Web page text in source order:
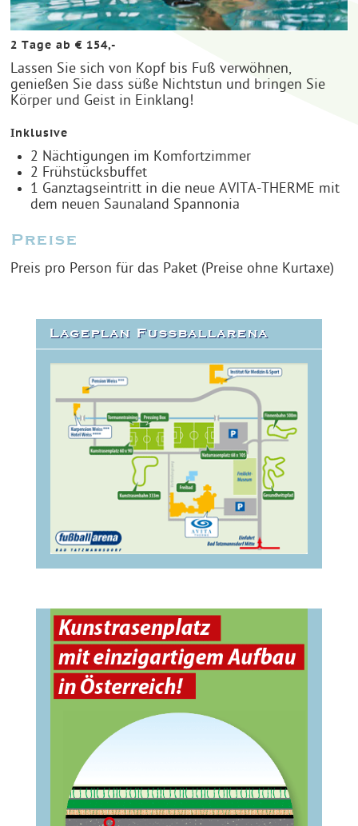
2 Tage ab € 154,-
Lassen Sie sich von Kopf bis Fuß verwöhnen,
genießen Sie dass süße Nichtstun und bringen Sie
Körper und Geist in Einklang!
Inklusive
2 Nächtigungen im Komfortzimmer
2 Frühstücksbuffet
1 Ganztagseintritt in die neue AVITA-THERME mit
dem neuen Saunaland Spannonia
Preise
Preis pro Person für das Paket (Preise ohne Kurtaxe)
Lageplan Fußballarena